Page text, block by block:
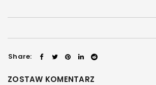
Share:
ZOSTAW KOMENTARZ